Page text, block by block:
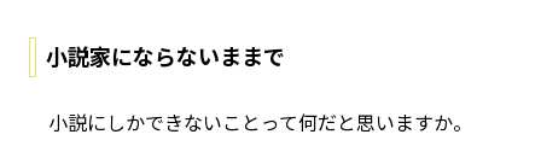
小説家にならないままで
小説にしかできないことって何だと思いますか。